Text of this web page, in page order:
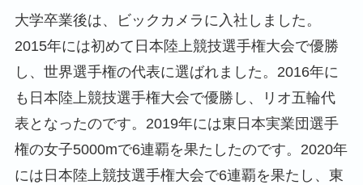
大学卒業後は、ビックカメラに入社しました。
2015年には初めて日本陸上競技選手権大会で優勝
し、世界選手権の代表に選ばれました。2016年に
も日本陸上競技選手権大会で優勝し、リオ五輪代
表となったのです。2019年には東日本実業団選手
権の女子5000mで6連覇を果たしたのです。2020年
には日本陸上競技選手権大会で6連覇を果たし、東